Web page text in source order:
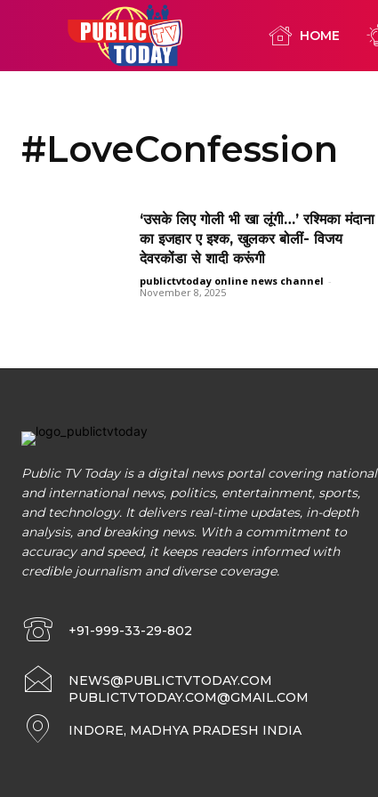
HOME
#LoveConfession
‘उसके लिए गोली भी खा लूंगी…’ रश्मिका मंदाना
का इजहार ए इश्क, खुलकर बोलीं- विजय
देवरकोंडा से शादी करूंगी
publictvtoday online news channel -
November 8, 2025
Public TV Today is a digital news portal covering national
and international news, politics, entertainment, sports,
and technology. It delivers real-time updates, in-depth
analysis, and breaking news. With a commitment to
accuracy and speed, it keeps readers informed with
credible journalism and diverse coverage.
+91-999-33-29-802
NEWS@PUBLICTVTODAY.COM
PUBLICTVTODAY.COM@GMAIL.COM
INDORE, MADHYA PRADESH INDIA